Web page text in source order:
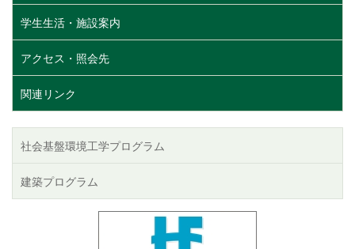
学生生活・施設案内
アクセス・照会先
関連リンク
社会基盤環境工学プログラム
建築プログラム